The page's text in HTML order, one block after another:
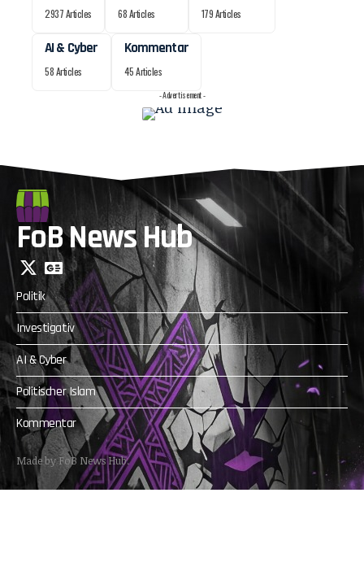
2937 Articles 68 Articles 179 Articles
AI & Cyber
58 Articles
Kommentar
45 Articles
- Advertisement -
FoB News Hub
Politik
Investigativ
AI & Cyber
Politischer Islam
Kommentar
Made by FoB News Hub.